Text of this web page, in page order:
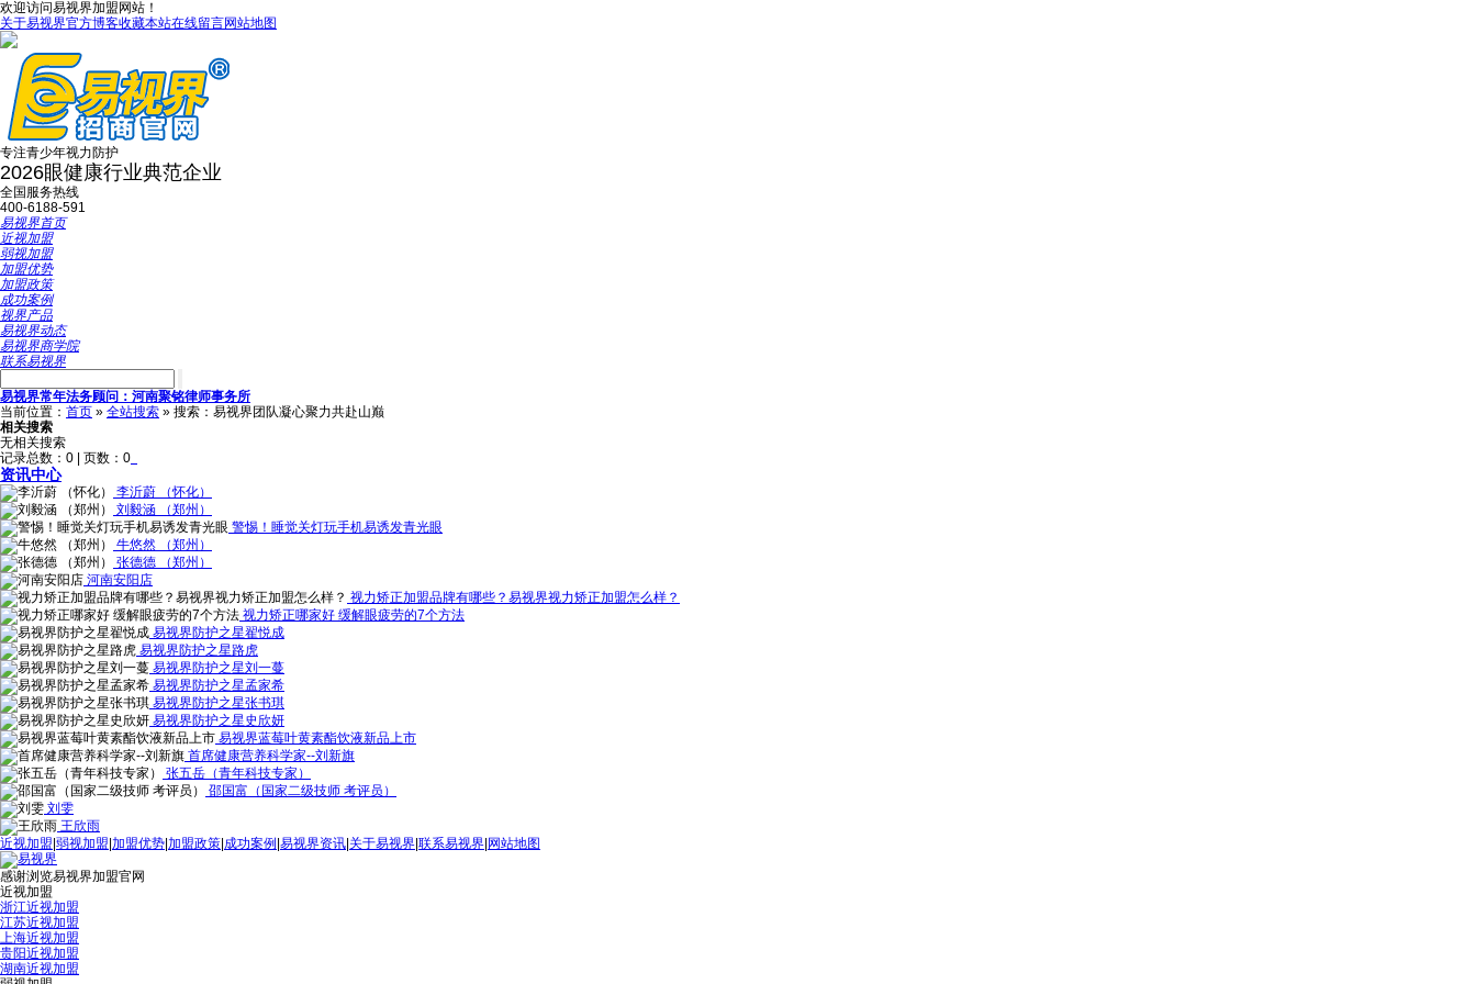
欢迎访问易视界加盟网站！
关于易视界官方博客收藏本站在线留言网站地图
专注青少年视力防护
2026眼健康行业典范企业
全国服务热线
400-6188-591
易视界首页
近视加盟
弱视加盟
加盟优势
加盟政策
成功案例
视界产品
易视界动态
易视界商学院
联系易视界
易视界常年法务顾问：河南聚铭律师事务所
当前位置： 首页 » 全站搜索 » 搜索：易视界团队凝心聚力共赴山巅
相关搜索
无相关搜索
记录总数：0 | 页数：0
资讯中心
李沂蔚 （怀化）
刘毅涵 （郑州）
警惕！睡觉关灯玩手机易诱发青光眼
牛悠然 （郑州）
张德德 （郑州）
河南安阳店
视力矫正加盟品牌有哪些？易视界视力矫正加盟怎么样？
视力矫正哪家好 缓解眼疲劳的7个方法
易视界防护之星翟悦成
易视界防护之星路虎
易视界防护之星刘一蔓
易视界防护之星孟家希
易视界防护之星张书琪
易视界防护之星史欣妍
易视界蓝莓叶黄素酯饮液新品上市
首席健康营养科学家--刘新旗
张五岳（青年科技专家）
邵国富（国家二级技师 考评员）
刘雯
王欣雨
近视加盟 弱视加盟 加盟优势 加盟政策 成功案例 易视界资讯 关于易视界 联系易视界 网站地图
感谢浏览易视界加盟官网
近视加盟
浙江近视加盟
江苏近视加盟
上海近视加盟
贵阳近视加盟
湖南近视加盟